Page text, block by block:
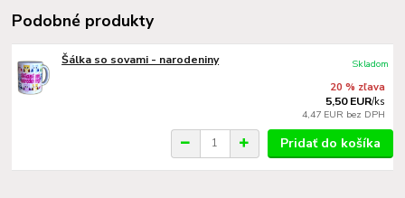
Podobné produkty
Šálka so sovami - narodeniny
20 % zľava
5,50 EUR/ks
4,47 EUR bez DPH
Skladom
Pridať do košíka